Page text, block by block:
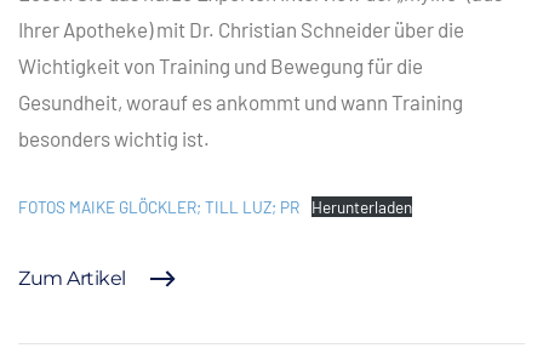
Ihrer Apotheke) mit Dr. Christian Schneider über die
Wichtigkeit von Training und Bewegung für die
Gesundheit, worauf es ankommt und wann Training
besonders wichtig ist.
FOTOS MAIKE GLÖCKLER; TILL LUZ; PR Herunterladen
Zum Artikel